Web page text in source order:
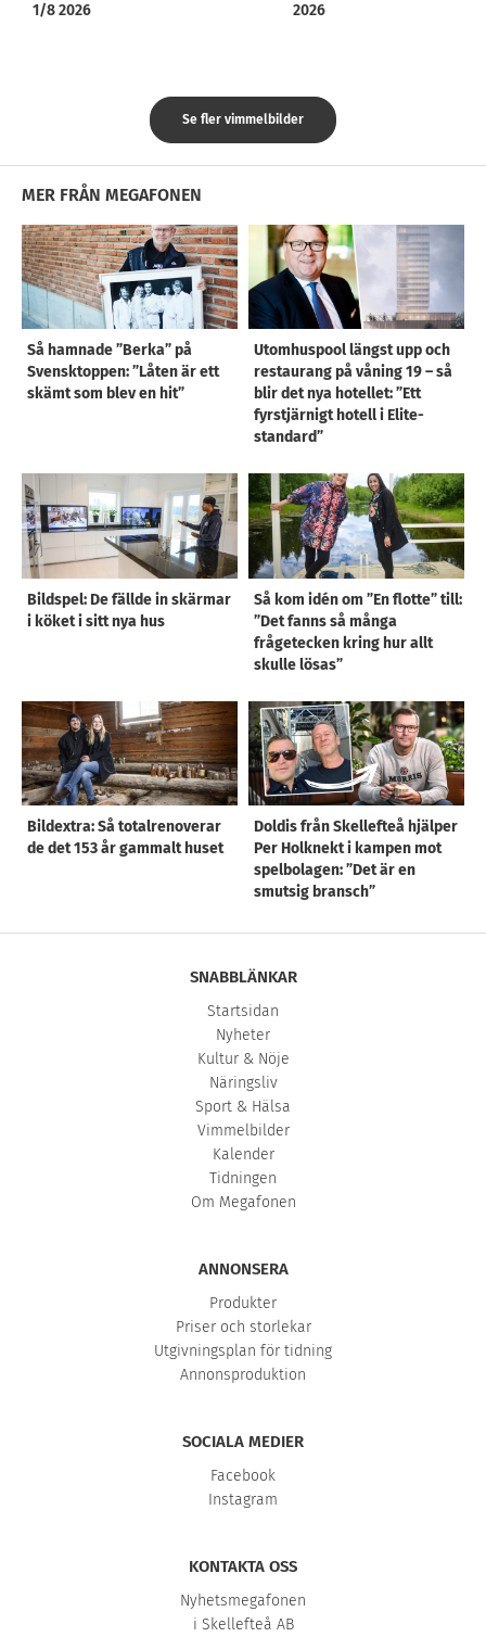
1/8 2026
2026
Se fler vimmelbilder
MER FRÅN MEGAFONEN
Så hamnade ”Berka” på
Svensktoppen: ”Låten är ett
skämt som blev en hit”
Utomhuspool längst upp och
restaurang på våning 19 – så
blir det nya hotellet: ”Ett
fyrstjärnigt hotell i Elite-
standard”
Bildspel: De fällde in skärmar
i köket i sitt nya hus
Så kom idén om ”En flotte” till:
”Det fanns så många
frågetecken kring hur allt
skulle lösas”
Bildextra: Så totalrenoverar
de det 153 år gammalt huset
Doldis från Skellefteå hjälper
Per Holknekt i kampen mot
spelbolagen: ”Det är en
smutsig bransch”
SNABBLÄNKAR
Startsidan
Nyheter
Kultur & Nöje
Näringsliv
Sport & Hälsa
Vimmelbilder
Kalender
Tidningen
Om Megafonen
ANNONSERA
Produkter
Priser och storlekar
Utgivningsplan för tidning
Annonsproduktion
SOCIALA MEDIER
Facebook
Instagram
KONTAKTA OSS
Nyhetsmegafonen
i Skellefteå AB